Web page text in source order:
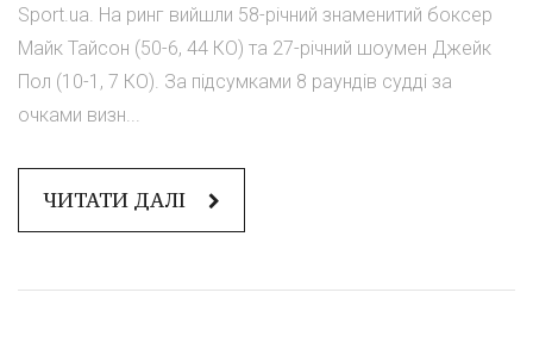
Sport.ua. На ринг вийшли 58-річний знаменитий боксер
Майк Тайсон (50-6, 44 КО) та 27-річний шоумен Джейк
Пол (10-1, 7 КО). За підсумками 8 раундів судді за
очками визн...
ЧИТАТИ ДАЛІ